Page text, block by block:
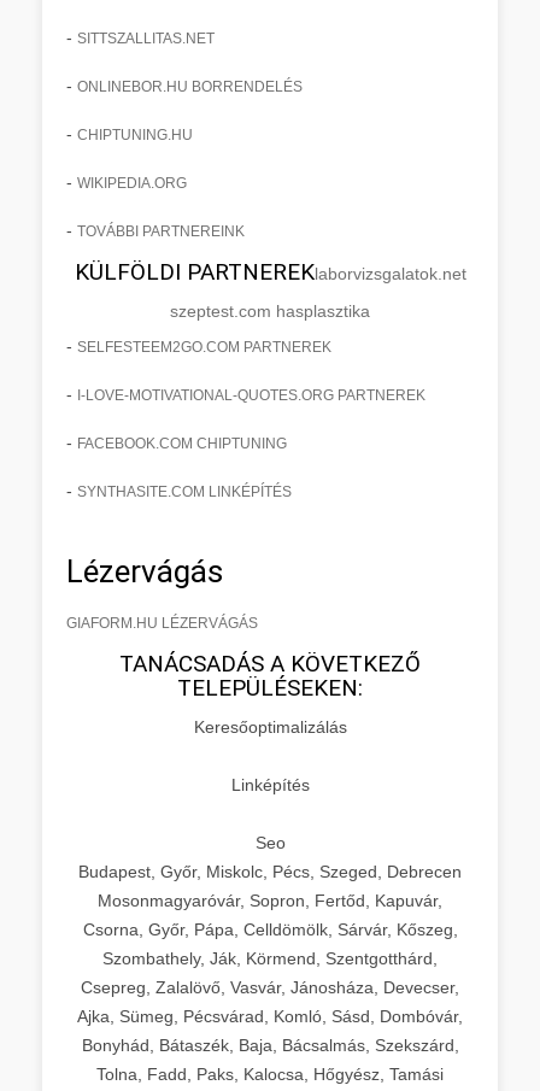
- SITTSZALLITAS.NET
- ONLINEBOR.HU BORRENDELÉS
- CHIPTUNING.HU
- WIKIPEDIA.ORG
- TOVÁBBI PARTNEREINK
KÜLFÖLDI PARTNEREKlaborvizsgalatok.net
szeptest.com hasplasztika
- SELFESTEEM2GO.COM PARTNEREK
- I-LOVE-MOTIVATIONAL-QUOTES.ORG PARTNEREK
- FACEBOOK.COM CHIPTUNING
- SYNTHASITE.COM LINKÉPÍTÉS
Lézervágás
GIAFORM.HU LÉZERVÁGÁS
TANÁCSADÁS A KÖVETKEZŐ
TELEPÜLÉSEKEN:
Keresőoptimalizálás
Linképítés
Seo
Budapest, Győr, Miskolc, Pécs, Szeged, Debrecen
Mosonmagyaróvár, Sopron, Fertőd, Kapuvár,
Csorna, Győr, Pápa, Celldömölk, Sárvár, Kőszeg,
Szombathely, Ják, Körmend, Szentgotthárd,
Csepreg, Zalalövő, Vasvár, Jánosháza, Devecser,
Ajka, Sümeg, Pécsvárad, Komló, Sásd, Dombóvár,
Bonyhád, Bátaszék, Baja, Bácsalmás, Szekszárd,
Tolna, Fadd, Paks, Kalocsa, Hőgyész, Tamási